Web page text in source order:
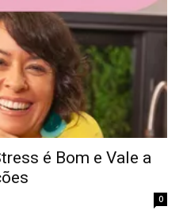
é Bom e Vale a
0